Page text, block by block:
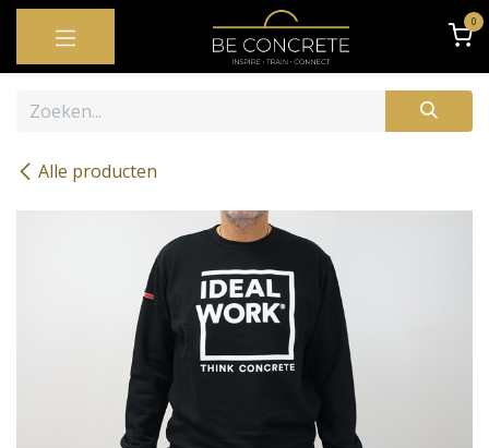
OVERSLAAN NAAR INHOUD 0
Alle producten